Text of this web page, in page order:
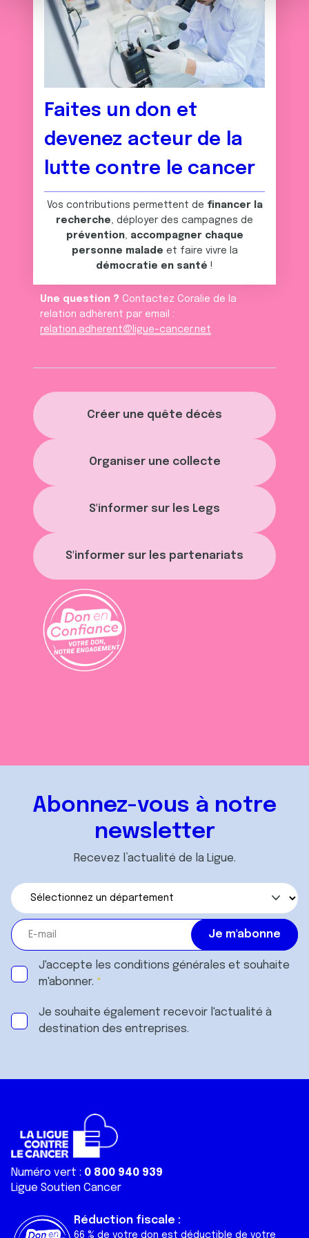
médias sociaux et d'analyser notre trafic. Nous
partageons également des informations sur l'utilisation de
notre site avec nos partenaires de médias sociaux, de
publicité et d'analyse, qui peuvent combiner celles-ci
avec d'autres informations que vous leur avez fournies
ou qu'ils ont collectées lors de votre utilisation de leurs
services.
Créer une quête décès
Organiser une collecte
S'informer sur les Legs
S'informer sur les partenariats
Faites un don et
devenez acteur de la
lutte contre le cancer
Vos contributions permettent de financer la
recherche, déployer des campagnes de
prévention, accompagner chaque
personne malade et faire vivre la
démocratie en santé !
Une question ? Contactez Coralie de la
relation adhèrent par email :
relation.adherent@ligue-cancer.net
Abonnez-vous à notre
newsletter
Recevez l’actualité de la Ligue.
J'accepte les conditions générales et souhaite
m'abonner.
Je souhaite également recevoir l'actualité à
destination des entreprises.
Numéro vert : 0 800 940 939
Ligue Soutien Cancer
Réduction fiscale :
66 % de votre don est déductible de votre